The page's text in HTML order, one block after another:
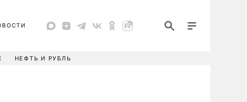
НЕФТЬ И РУБЛЬ